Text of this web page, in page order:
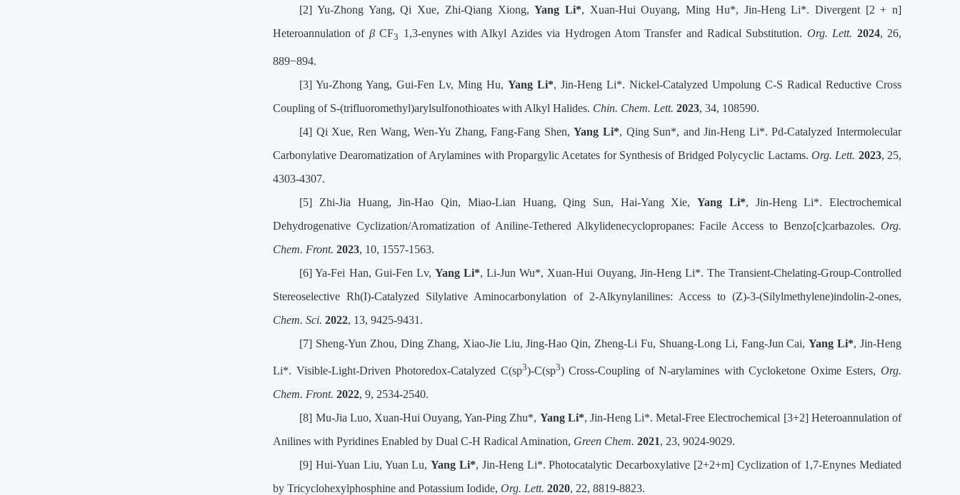
[2] Yu-Zhong Yang, Qi Xue, Zhi-Qiang Xiong,Yang Li*, Xuan-Hui Ouyang, Ming Hu*, Jin-Heng Li*. Divergent [2 + n]
Heteroannulation of βCF3 1,3-enynes with Alkyl Azides via Hydrogen Atom Transfer and Radical Substitution. Org. Lett. 2024, 26,
889−894.
[3] Yu-Zhong Yang, Gui-Fen Lv, Ming Hu,Yang Li*, Jin-Heng Li*. Nickel-Catalyzed Umpolung C-S Radical Reductive Cross
Coupling of S-(trifluoromethyl)arylsulfonothioates with Alkyl Halides. Chin. Chem. Lett. 2023, 34, 108590.
[4] Qi Xue, Ren Wang, Wen-Yu Zhang, Fang-Fang Shen,Yang Li*, Qing Sun*, and Jin-Heng Li*. Pd-Catalyzed Intermolecular
Carbonylative Dearomatization of Arylamines with Propargylic Acetates for Synthesis of Bridged Polycyclic Lactams. Org. Lett. 2023, 25,
4303-4307.
[5] Zhi-Jia Huang, Jin-Hao Qin, Miao-Lian Huang, Qing Sun, Hai-Yang Xie,Yang Li*, Jin-Heng Li*. Electrochemical
Dehydrogenative Cyclization/Aromatization of Aniline-Tethered Alkylidenecyclopropanes: Facile Access to Benzo[c]carbazoles. Org.
Chem. Front. 2023, 10, 1557-1563.
[6] Ya-Fei Han, Gui-Fen Lv, Yang Li*, Li-Jun Wu*, Xuan-Hui Ouyang, Jin-Heng Li*. The Transient-Chelating-Group-Controlled
Stereoselective Rh(I)-Catalyzed Silylative Aminocarbonylation of 2-Alkynylanilines: Access to (Z)-3-(Silylmethylene)indolin-2-ones,
Chem. Sci. 2022, 13, 9425-9431.
[7] Sheng-Yun Zhou, Ding Zhang, Xiao-Jie Liu, Jing-Hao Qin, Zheng-Li Fu, Shuang-Long Li, Fang-Jun Cai,Yang Li*, Jin-Heng
Li*. Visible-Light-Driven Photoredox-Catalyzed C(sp3)-C(sp3) Cross-Coupling of N-arylamines with Cycloketone Oxime Esters,Org.
Chem. Front. 2022, 9, 2534-2540.
[8] Mu-Jia Luo, Xuan-Hui Ouyang, Yan-Ping Zhu*, Yang Li*, Jin-Heng Li*. Metal-Free Electrochemical [3+2] Heteroannulation of
Anilines with Pyridines Enabled by Dual C-H Radical Amination, Green Chem. 2021, 23, 9024-9029.
[9] Hui-Yuan Liu, Yuan Lu,Yang Li*, Jin-Heng Li*. Photocatalytic Decarboxylative [2+2+m] Cyclization of 1,7-Enynes Mediated
by Tricyclohexylphosphine and Potassium Iodide, Org. Lett. 2020, 22, 8819-8823.